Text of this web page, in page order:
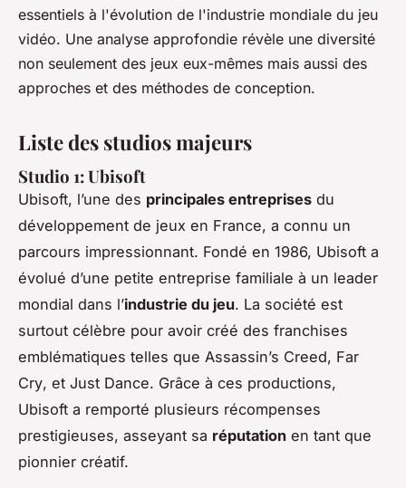
essentiels à l'évolution de l'industrie mondiale du jeu
vidéo. Une analyse approfondie révèle une diversité
non seulement des jeux eux-mêmes mais aussi des
approches et des méthodes de conception.
Liste des studios majeurs
Studio 1: Ubisoft
Ubisoft, l’une des principales entreprises du
développement de jeux en France, a connu un
parcours impressionnant. Fondé en 1986, Ubisoft a
évolué d’une petite entreprise familiale à un leader
mondial dans l’industrie du jeu. La société est
surtout célèbre pour avoir créé des franchises
emblématiques telles que Assassin’s Creed, Far
Cry, et Just Dance. Grâce à ces productions,
Ubisoft a remporté plusieurs récompenses
prestigieuses, asseyant sa réputation en tant que
pionnier créatif.